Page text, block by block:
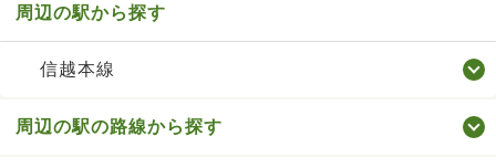
周辺の駅から探す
信越本線
周辺の駅の路線から探す